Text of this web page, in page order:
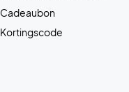
Cadeaubon
Kortingscode